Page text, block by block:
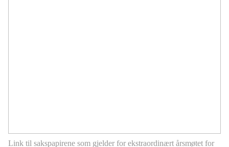
Link til sakspapirene som gjelder for ekstraordinært årsmøtet for